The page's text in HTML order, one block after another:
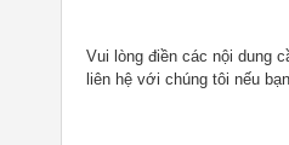
Vui lòng điền các nội dung
liên hệ với chúng tôi nếu